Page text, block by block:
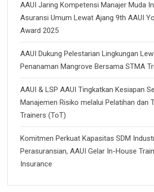
AAUI Jaring Kompetensi Manajer Muda
Asuransi Umum Lewat Ajang 9th AAUI
Award 2025
AAUI Dukung Pelestarian Lingkungan
Penanaman Mangrove Bersama STMA
AAUI & LSP AAUI Tingkatkan Kesiapan
Manajemen Risiko melalui Pelatihan dan
Trainers (ToT)
Komitmen Perkuat Kapasitas SDM
Perasuransian, AAUI Gelar In-House
Insurance